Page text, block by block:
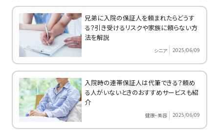
兄弟に入院の保証人を頼まれたらどうす
る？引き受けるリスクや家族に頼らない方
法を解説
シニア 2025/06/09
入院時の連帯保証人は代筆できる？頼め
る人がいないときのおすすめサービスも紹
介
健康・美容 2025/06/09